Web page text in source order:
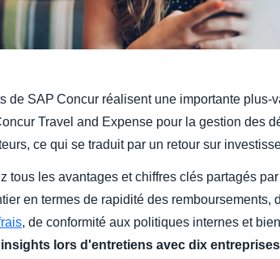
de SAP Concur réalisent une importante plus-
Travel and Expense pour la gestion des
ce qui se traduit par un retour sur
tous les avantages et chiffres clés partagés
en termes de rapidité des remboursements,
, de conformité aux politiques internes et bien
lors d'entretiens avec dix